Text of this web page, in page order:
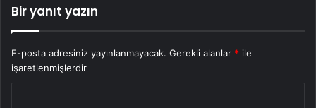
Bir yanıt yazın
E-posta adresiniz yayınlanmayacak. Gerekli alanlar * ile
işaretlenmişlerdir